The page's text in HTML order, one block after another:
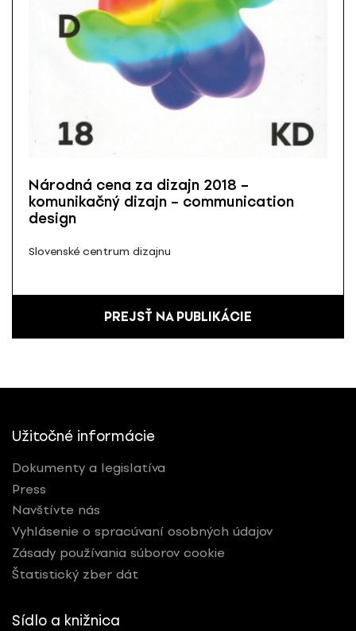
Národná cena za dizajn 2018 –
komunikačný dizajn – communication
design
Slovenské centrum dizajnu
PREJSŤ NA PUBLIKÁCIE
Užitočné informácie
Dokumenty a legislatíva
Press
Navštívte nás
Vyhlásenie o spracúvaní osobných údajov
Zásady používania súborov cookie
Štatistický zber dát
Sídlo a knižnica